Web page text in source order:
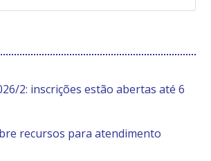
2: inscrições estão abertas até 6
recursos para atendimento